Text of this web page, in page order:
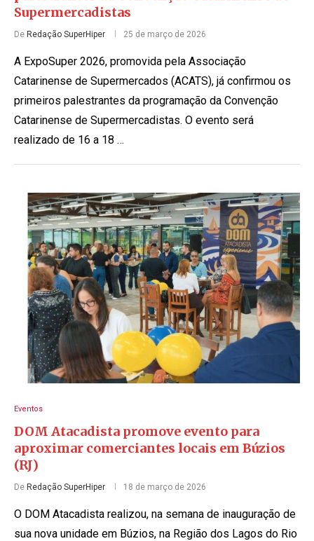
Supermercadistas
De Redação SuperHiper 25 de março de 2026
A ExpoSuper 2026, promovida pela Associação
Catarinense de Supermercados (ACATS), já confirmou os
primeiros palestrantes da programação da Convenção
Catarinense de Supermercadistas. O evento será
realizado de 16 a 18 …
Eventos
DOM Atacadista promove evento para
aproximar comerciantes locais em Búzios
(RJ)
De Redação SuperHiper 18 de março de 2026
O DOM Atacadista realizou, na semana de inauguração de
sua nova unidade em Búzios, na Região dos Lagos do Rio